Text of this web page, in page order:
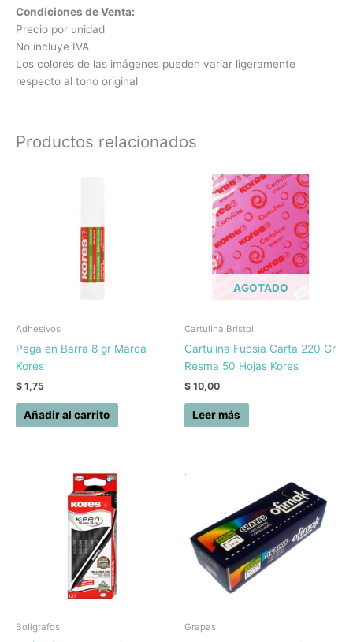
Condiciones de Venta:
Precio por unidad
No incluye IVA
Los colores de las imágenes pueden variar ligeramente
respecto al tono original
Productos relacionados
Adhesivos
Pega en Barra 8 gr Marca
Kores
$ 1,75
Añadir al carrito
AGOTADO
Cartulina Bristol
Cartulina Fucsia Carta 220 Gr
Resma 50 Hojas Kores
$ 10,00
Leer más
Bolígrafos Grapas